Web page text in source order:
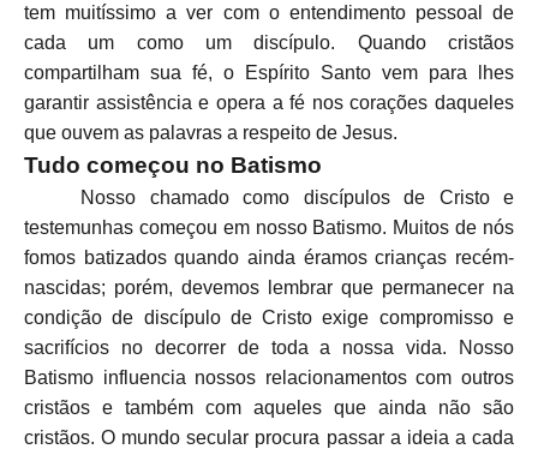
tem muitíssimo a ver com o entendimento pessoal de
cada um como um discípulo. Quando cristãos
compartilham sua fé, o Espírito Santo vem para lhes
garantir assistência e opera a fé nos corações daqueles
que ouvem as palavras a respeito de Jesus.
Tudo começou no Batismo
Nosso chamado como discípulos de Cristo e
testemunhas começou em nosso Batismo. Muitos de nós
fomos batizados quando ainda éramos crianças recém-
nascidas; porém, devemos lembrar que permanecer na
condição de discípulo de Cristo exige compromisso e
sacrifícios no decorrer de toda a nossa vida. Nosso
Batismo influencia nossos relacionamentos com outros
cristãos e também com aqueles que ainda não são
cristãos. O mundo secular procura passar a ideia a cada